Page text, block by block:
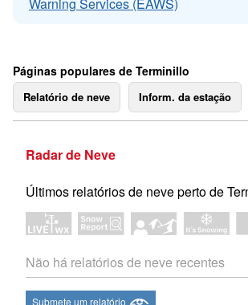
Páginas populares de Terminillo
Relatório de neve Inform. da estação
Radar de Neve
Últimos relatórios de neve perto de
Não há relatórios de neve recentes
Submete um relatório